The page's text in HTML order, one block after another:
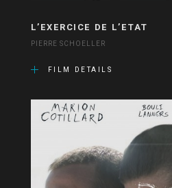
L’EXERCICE DE L’ETAT
PIERRE SCHOELLER
FILM DETAILS